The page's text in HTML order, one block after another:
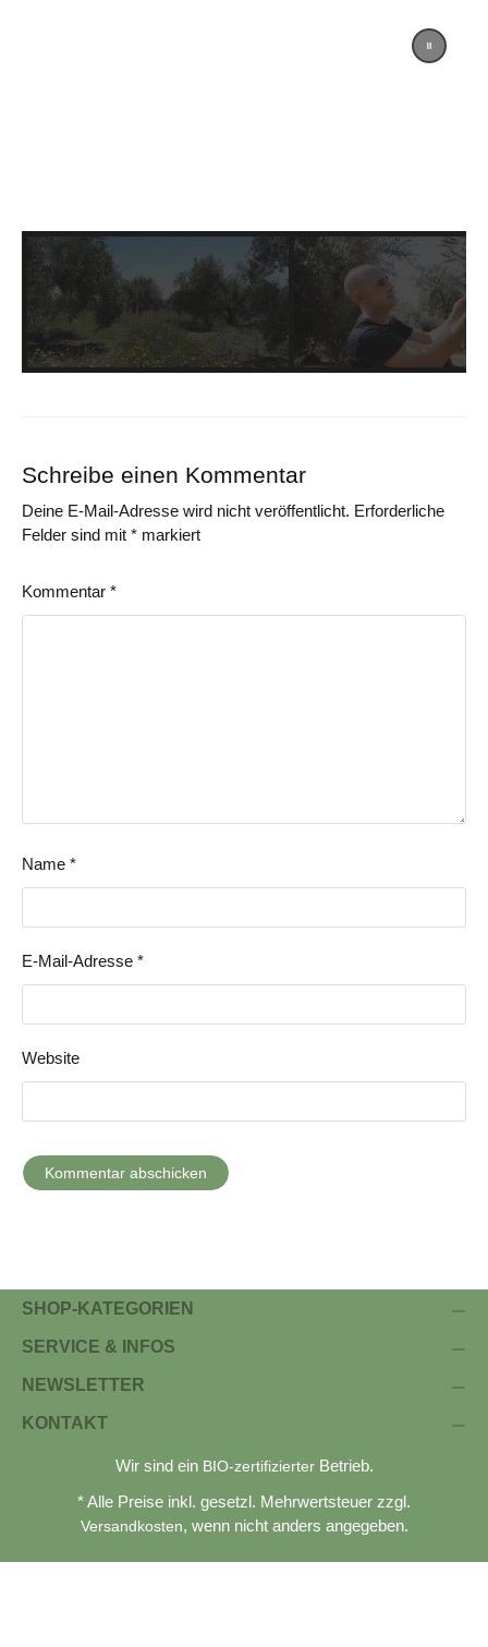
Schreibe einen Kommentar
Deine E-Mail-Adresse wird nicht veröffentlicht. Erforderliche
Felder sind mit * markiert
Kommentar *
Name *
E-Mail-Adresse *
Website
SHOP-KATEGORIEN
SERVICE & INFOS
NEWSLETTER
KONTAKT
Wir sind ein BIO-zertifizierterBetrieb.
* Alle Preise inkl. gesetzl. Mehrwertsteuer zzgl.
Versandkosten, wenn nicht anders angegeben.